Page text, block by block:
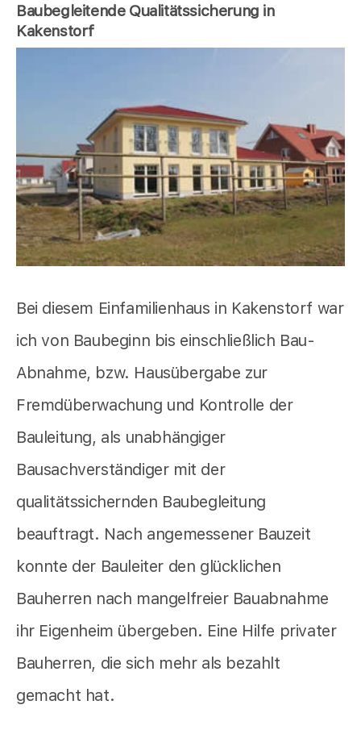
Baubegleitende Qualitätssicherung in
Kakenstorf
Bei diesem Einfamilienhaus in Kakenstorf war
ich von Baubeginn bis einschließlich Bau-
Abnahme, bzw. Hausübergabe zur
Fremdüberwachung und Kontrolle der
Bauleitung, als unabhängiger
Bausachverständiger mit der
qualitätssichernden Baubegleitung
beauftragt. Nach angemessener Bauzeit
konnte der Bauleiter den glücklichen
Bauherren nach mangelfreier Bauabnahme
ihr Eigenheim übergeben. Eine Hilfe privater
Bauherren, die sich mehr als bezahlt
gemacht hat.